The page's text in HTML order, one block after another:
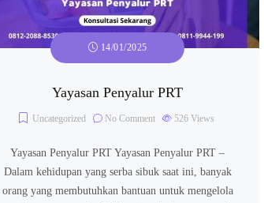
14/01/2025
Yayasan Penyalur PRT
Uncategorized No Comment 526 Views
Yayasan Penyalur PRT Yayasan Penyalur PRT –
Dalam kehidupan yang serba sibuk saat ini, banyak
orang yang membutuhkan bantuan untuk mengelola